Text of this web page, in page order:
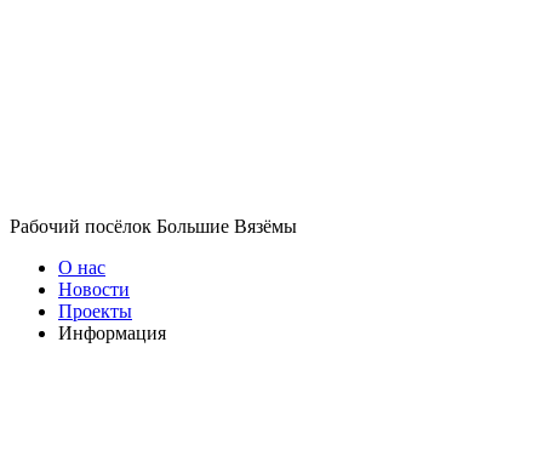
Рабочий посёлок Большие Вязёмы
О нас
Новости
Проекты
Информация